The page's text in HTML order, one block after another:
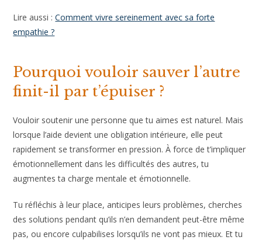
Lire aussi :Comment vivre sereinement avec sa forte
empathie ?
Pourquoi vouloir sauver l’autre
finit-il par t’épuiser ?
Vouloir soutenir une personne que tu aimes est naturel. Mais
lorsque l’aide devient une obligation intérieure, elle peut
rapidement se transformer en pression. À force de t’impliquer
émotionnellement dans les difficultés des autres, tu
augmentes ta charge mentale et émotionnelle.
Tu réfléchis à leur place, anticipes leurs problèmes, cherches
des solutions pendant qu’ils n’en demandent peut-être même
pas, ou encore culpabilises lorsqu’ils ne vont pas mieux. Et tu